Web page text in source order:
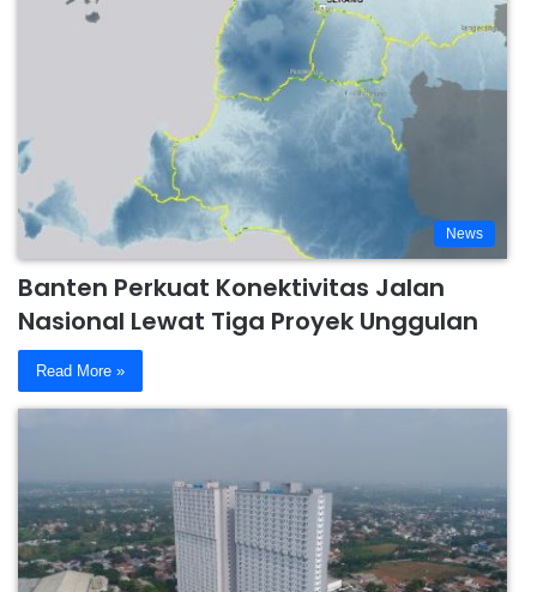
News
Banten Perkuat Konektivitas Jalan
Nasional Lewat Tiga Proyek Unggulan
Read More »